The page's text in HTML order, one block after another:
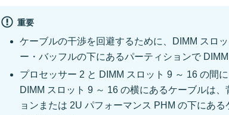
重要
ケーブルの干渉を回避するために、DIMM スロ
ー・バッフルの下にあるパーティションで
プロセッサー 2 と DIMM スロット 9 ～ 16 の間
DIMM スロット 9 ～ 16 の横にあるケーブルは
ョンまたは 2U パフォーマンス PHM の下にあ